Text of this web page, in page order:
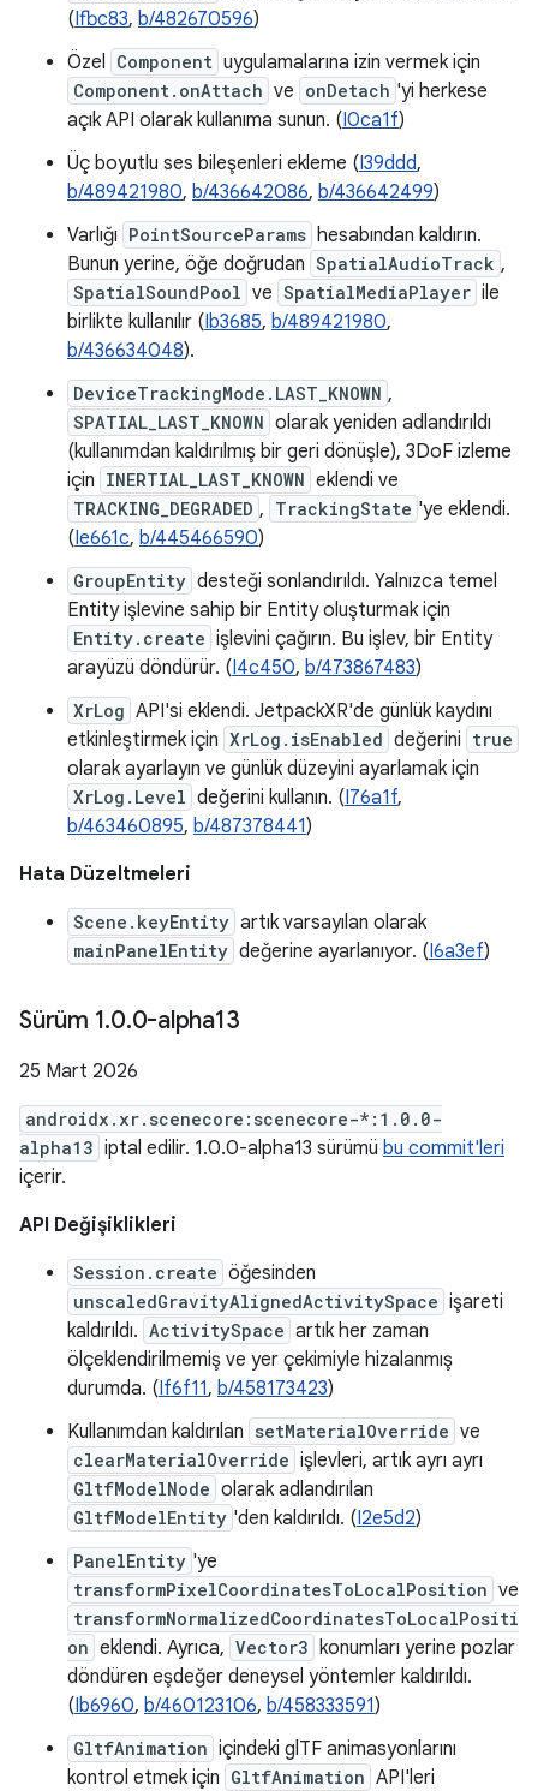
(Ifbc83, b/482670596)
Özel Component uygulamalarına izin vermek için
Component.onAttach ve onDetach 'yi herkese
açık API olarak kullanıma sunun. (I0ca1f)
Üç boyutlu ses bileşenleri ekleme (I39ddd,
b/489421980, b/436642086, b/436642499)
Varlığı PointSourceParams hesabından kaldırın.
Bunun yerine, öğe doğrudan SpatialAudioTrack ,
SpatialSoundPool ve SpatialMediaPlayer ile
birlikte kullanılır (Ib3685, b/489421980,
b/436634048).
DeviceTrackingMode.LAST_KNOWN ,
SPATIAL_LAST_KNOWN olarak yeniden adlandırıldı
(kullanımdan kaldırılmış bir geri dönüşle), 3DoF izleme
için INERTIAL_LAST_KNOWN eklendi ve
TRACKING_DEGRADED , TrackingState 'ye eklendi.
(Ie661c, b/445466590)
GroupEntity desteği sonlandırıldı. Yalnızca temel
Entity işlevine sahip bir Entity oluşturmak için
Entity.create işlevini çağırın. Bu işlev, bir Entity
arayüzü döndürür. (I4c450, b/473867483)
XrLog API'si eklendi. JetpackXR'de günlük kaydını
etkinleştirmek için XrLog.isEnabled değerini true
olarak ayarlayın ve günlük düzeyini ayarlamak için
XrLog.Level değerini kullanın. (I76a1f,
b/463460895, b/487378441)
Hata Düzeltmeleri
Scene.keyEntity artık varsayılan olarak
mainPanelEntity değerine ayarlanıyor. (I6a3ef)
Sürüm 1.0.0-alpha13
25 Mart 2026
androidx.xr.scenecore:scenecore-*:1.0.0-
alpha13 iptal edilir. 1.0.0-alpha13 sürümü bu commit'leri
içerir.
API Değişiklikleri
Session.create öğesinden
unscaledGravityAlignedActivitySpace işareti
kaldırıldı. ActivitySpace artık her zaman
ölçeklendirilmemiş ve yer çekimiyle hizalanmış
durumda. (If6f11, b/458173423)
Kullanımdan kaldırılan setMaterialOverride ve
clearMaterialOverride işlevleri, artık ayrı ayrı
GltfModelNode olarak adlandırılan
GltfModelEntity 'den kaldırıldı. (I2e5d2)
PanelEntity 'ye
transformPixelCoordinatesToLocalPosition ve
transformNormalizedCoordinatesToLocalPositi
on eklendi. Ayrıca, Vector3 konumları yerine pozlar
döndüren eşdeğer deneysel yöntemler kaldırıldı.
(Ib6960, b/460123106, b/458333591)
GltfAnimation içindeki glTF animasyonlarını
kontrol etmek için GltfAnimation API'leri